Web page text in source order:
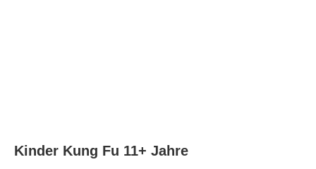
Kinder Kung Fu 11+ Jahre